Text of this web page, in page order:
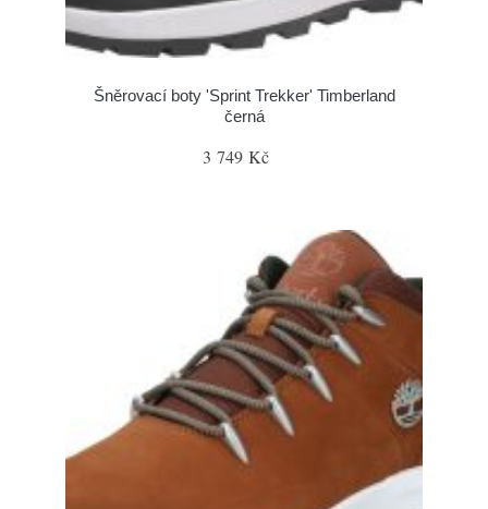
Šněrovací boty 'Sprint Trekker' Timberland
černá
3 749 Kč